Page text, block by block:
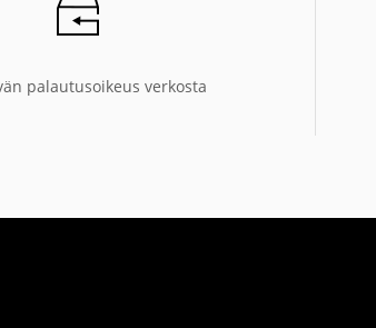
palautusoikeus verkosta